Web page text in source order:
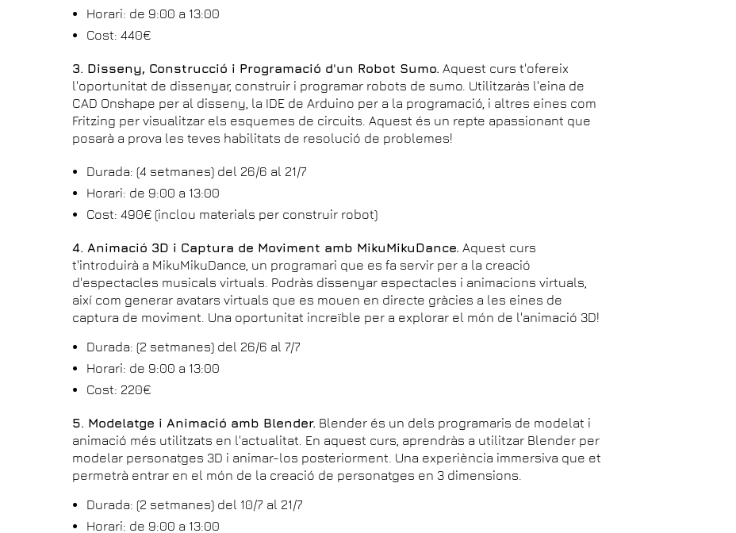
Horari: de 9:00 a 13:00
Cost: 440€
3. Disseny, Construcció i Programació d'un Robot Sumo. Aquest curs t'ofereix
l'oportunitat de dissenyar, construir i programar robots de sumo. Utilitzaràs l'eina de
CAD Onshape per al disseny, la IDE de Arduino per a la programació, i altres eines com
Fritzing per visualitzar els esquemes de circuits. Aquest és un repte apassionant que
posarà a prova les teves habilitats de resolució de problemes!
Durada: (4 setmanes) del 26/6 al 21/7
Horari: de 9:00 a 13:00
Cost: 490€ (inclou materials per construir robot)
4. Animació 3D i Captura de Moviment amb MikuMikuDance. Aquest curs
t'introduirà a MikuMikuDance, un programari que es fa servir per a la creació
d'espectacles musicals virtuals. Podràs dissenyar espectacles i animacions virtuals,
així com generar avatars virtuals que es mouen en directe gràcies a les eines de
captura de moviment. Una oportunitat increïble per a explorar el món de l'animació 3D!
Durada: (2 setmanes) del 26/6 al 7/7
Horari: de 9:00 a 13:00
Cost: 220€
5. Modelatge i Animació amb Blender. Blender és un dels programaris de modelat i
animació més utilitzats en l'actualitat. En aquest curs, aprendràs a utilitzar Blender per
modelar personatges 3D i animar-los posteriorment. Una experiència immersiva que et
permetrà entrar en el món de la creació de personatges en 3 dimensions.
Durada: (2 setmanes) del 10/7 al 21/7
Horari: de 9:00 a 13:00